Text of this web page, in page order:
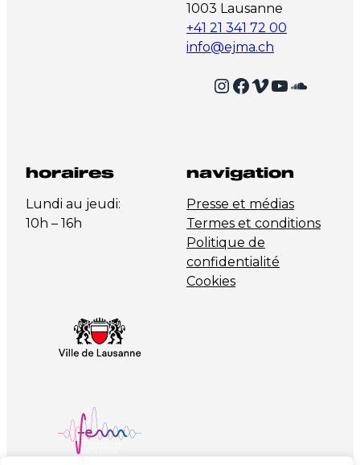
1003 Lausanne
+41 21 341 72 00
info@ejma.ch
InstagramFacebook Vimeo YouTube SoundCloud
horaires
Lundi au jeudi:
10h – 16h
navigation
Presse et médias
Termes et conditions
Politique de
confidentialité
Cookies